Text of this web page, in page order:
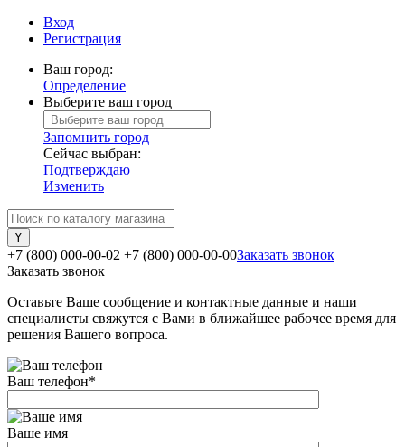
Вход
Регистрация
Ваш город:
Определение
Выберите ваш город
Запомнить город
Сейчас выбран:
Подтверждаю
Изменить
+7 (800) 000-00-02 +7 (800) 000-00-00Заказать звонок
Заказать звонок
Оставьте Ваше сообщение и контактные данные и наши
специалисты свяжутся с Вами в ближайшее рабочее время для
решения Вашего вопроса.
Ваш телефон*
Ваше имя